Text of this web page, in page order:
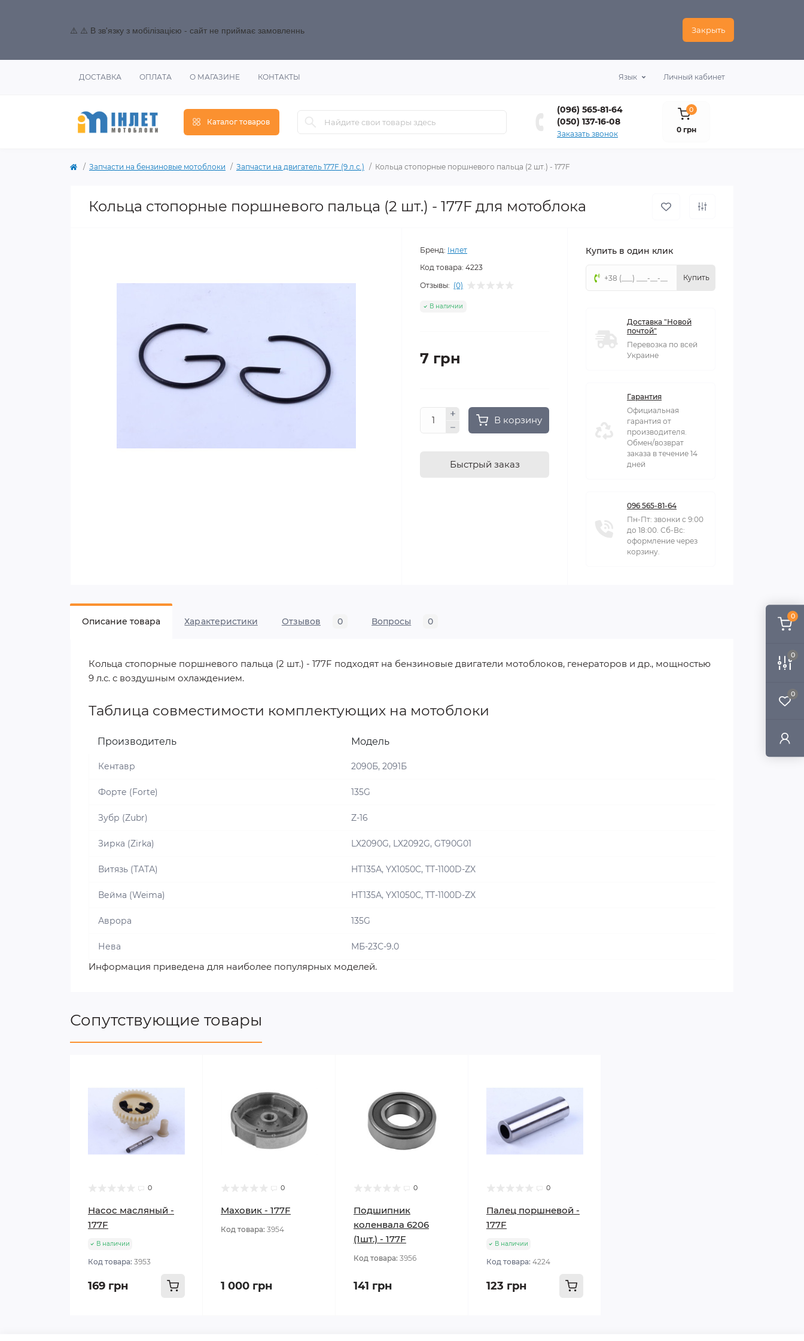
0
0
0
⚠️ ⚠️ В зв'язку з мобілізацією - сайт не приймає замовленнь Закрыть
ДОСТАВКА ОПЛАТА О МАГАЗИНЕ КОНТАКТЫ Язык Личный кабинет
Каталог товаров
(096) 565-81-64
(050) 137-16-08
Заказать звонок
0
0 грн
Запчасти на бензиновые мотоблоки Запчасти на двигатель 177F (9 л.с.) Кольца стопорные поршневого пальца (2 шт.) - 177F
Кольца стопорные поршневого пальца (2 шт.) - 177F для мотоблока
Бренд: Інлет
Код товара: 4223
Отзывы: (0)
В наличии
7 грн
В корзину
Быстрый заказ
Купить в один клик
Купить
Доставка "Новой
почтой"
Перевозка по всей
Украине
Гарантия
Официальная
гарантия от
производителя.
Обмен/возврат
заказа в течение 14
дней
096 565-81-64
Пн-Пт: звонки с 9:00
до 18:00. Сб-Вс:
оформление через
корзину.
Описание товара Характеристики Отзывов 0 Вопросы 0
Кольца стопорные поршневого пальца (2 шт.) - 177F подходят на бензиновые двигатели мотоблоков, генераторов и др., мощностью
9 л.с. с воздушным охлаждением.
Таблица совместимости комплектующих на мотоблоки
Производитель Модель
Кентавр 2090Б, 2091Б
Форте (Forte) 135G
Зубр (Zubr) Z-16
Зирка (Zirka) LX2090G, LX2092G, GT90G01
Витязь (ТАТА) HT135А, YX1050C, TT-1100D-ZX
Вейма (Weima) HT135А, YX1050C, TT-1100D-ZX
Аврора 135G
Нева МБ-23С-9.0
Информация приведена для наиболее популярных моделей.
Сопутствующие товары
0
Насос масляный -
177F
В наличии
Код товара: 3953
169 грн
0
Маховик - 177F
Код товара: 3954
1 000 грн
0
Подшипник
коленвала 6206
(1шт.) - 177F
Код товара: 3956
141 грн
0
Палец поршневой -
177F
В наличии
Код товара: 4224
123 грн